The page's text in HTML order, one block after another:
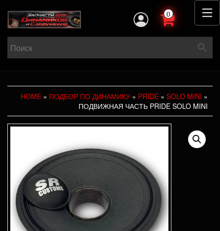
0
HOME » ПОДБОР ПО ДИНАМИКУ » PRIDE » SOLO MINI »
ПОДВИЖНАЯ ЧАСТЬ PRIDE SOLO MINI